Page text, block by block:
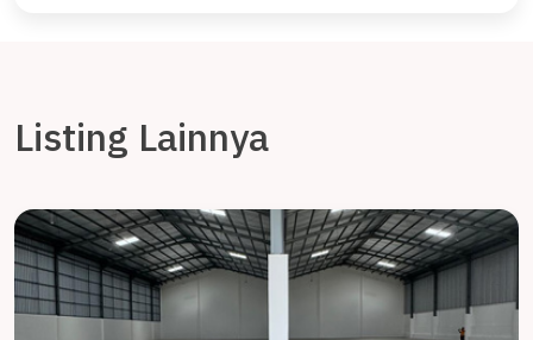
Listing Lainnya